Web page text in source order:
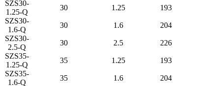
SZS30-
1.25-Q
30 1.25
193
SZS30-
1.6-Q
30 1.6
204
SZS30-
2.5-Q
30 2.5
226
SZS35-
1.25-Q
35 1.25
193
SZS35-
1.6-Q
35 1.6
204